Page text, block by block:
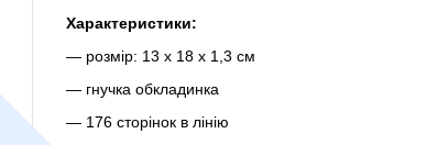
Характеристики:
— розмір: 13 х 18 х 1,3 см
— гнучка обкладинка
— 176 сторінок в лінію